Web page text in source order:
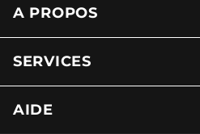
A PROPOS
SERVICES
AIDE